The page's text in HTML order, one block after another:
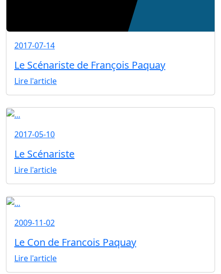
2017-07-14
Le Scénariste de François Paquay
Lire l'article
2017-05-10
Le Scénariste
Lire l'article
2009-11-02
Le Con de Francois Paquay
Lire l'article